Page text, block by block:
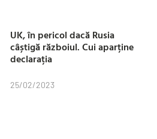
UK, în pericol dacă Rusia
câștigă războiul. Cui aparține
declarația
25/02/2023